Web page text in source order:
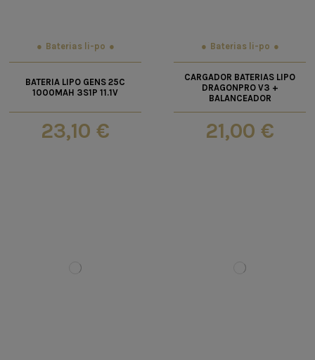
Baterias li-po
BATERIA LIPO GENS 25C
1000MAH 3S1P 11.1V
23,10 €
Baterias li-po
CARGADOR BATERIAS LIPO
DRAGONPRO V3 +
BALANCEADOR
21,00 €